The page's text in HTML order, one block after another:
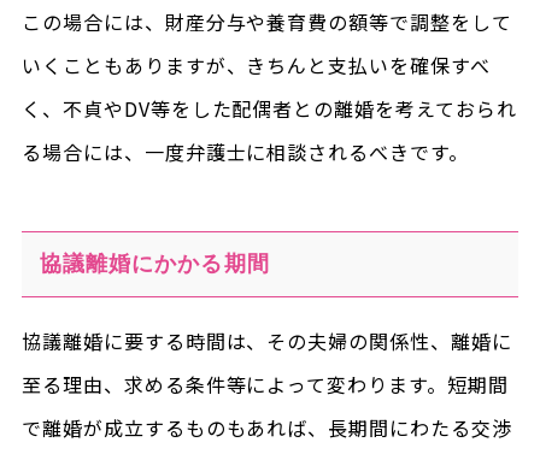
この場合には、財産分与や養育費の額等で調整をして
いくこともありますが、きちんと支払いを確保すべ
く、不貞やDV等をした配偶者との離婚を考えておられ
る場合には、一度弁護士に相談されるべきです。
協議離婚にかかる期間
協議離婚に要する時間は、その夫婦の関係性、離婚に
至る理由、求める条件等によって変わります。短期間
で離婚が成立するものもあれば、長期間にわたる交渉